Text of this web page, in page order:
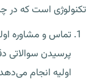
تکنولوژی است که در
تماس و مشاوره
پرسیدن سوالاتی
اولیه انجام